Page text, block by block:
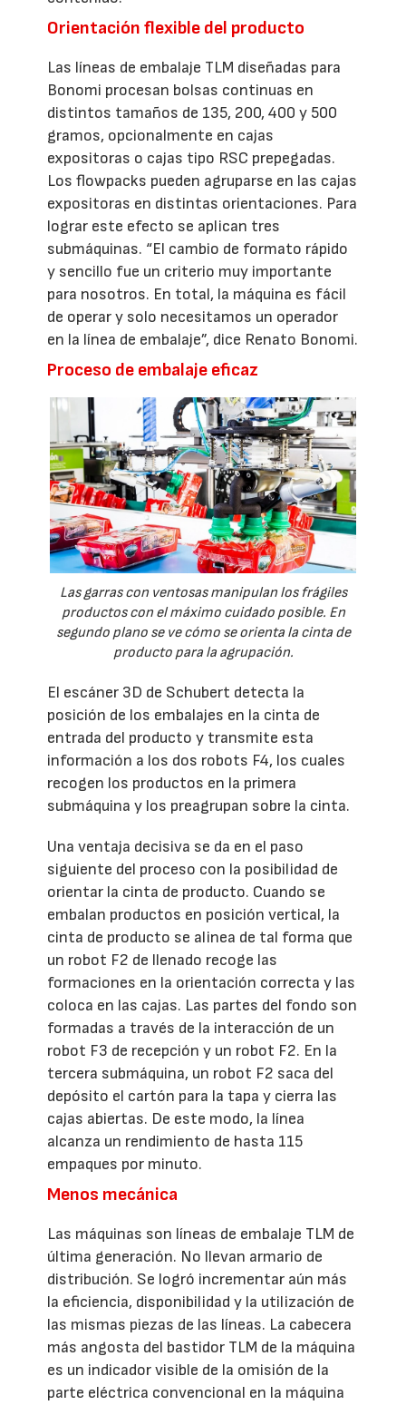
Orientación flexible del producto
Las líneas de embalaje TLM diseñadas para
Bonomi procesan bolsas continuas en
distintos tamaños de 135, 200, 400 y 500
gramos, opcionalmente en cajas
expositoras o cajas tipo RSC prepegadas.
Los flowpacks pueden agruparse en las cajas
expositoras en distintas orientaciones. Para
lograr este efecto se aplican tres
submáquinas. “El cambio de formato rápido
y sencillo fue un criterio muy importante
para nosotros. En total, la máquina es fácil
de operar y solo necesitamos un operador
en la línea de embalaje”, dice Renato Bonomi.
Proceso de embalaje eficaz
Las garras con ventosas manipulan los frágiles
productos con el máximo cuidado posible. En
segundo plano se ve cómo se orienta la cinta de
producto para la agrupación.
El escáner 3D de Schubert detecta la
posición de los embalajes en la cinta de
entrada del producto y transmite esta
información a los dos robots F4, los cuales
recogen los productos en la primera
submáquina y los preagrupan sobre la cinta.
Una ventaja decisiva se da en el paso
siguiente del proceso con la posibilidad de
orientar la cinta de producto. Cuando se
embalan productos en posición vertical, la
cinta de producto se alinea de tal forma que
un robot F2 de llenado recoge las
formaciones en la orientación correcta y las
coloca en las cajas. Las partes del fondo son
formadas a través de la interacción de un
robot F3 de recepción y un robot F2. En la
tercera submáquina, un robot F2 saca del
depósito el cartón para la tapa y cierra las
cajas abiertas. De este modo, la línea
alcanza un rendimiento de hasta 115
empaques por minuto.
Menos mecánica
Las máquinas son líneas de embalaje TLM de
última generación. No llevan armario de
distribución. Se logró incrementar aún más
la eficiencia, disponibilidad y la utilización de
las mismas piezas de las líneas. La cabecera
más angosta del bastidor TLM de la máquina
es un indicador visible de la omisión de la
parte eléctrica convencional en la máquina